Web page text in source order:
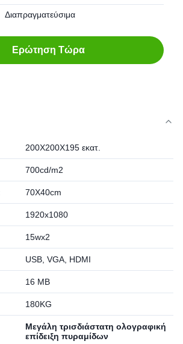
Διαπραγματεύσιμα
Ερώτηση Τώρα
200X200X195 εκατ.
700cd/m2
70X40cm
1920x1080
15wx2
USB, VGA, HDMI
16 ΜΒ
180KG
Μεγάλη τρισδιάστατη ολογραφική
επίδειξη πυραμίδων